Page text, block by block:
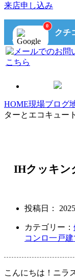
来店申し込み
0
クチ
HOME現場ブログ
ターとエコキュー
IHクッキン
投稿日：
カテゴリー：
コンロ一戸建
こんにちは！ニラ